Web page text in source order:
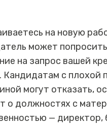
на новую
может
на запрос вашей
Кандидатам с плохой
могут отказать,
о должностях с
— директор,